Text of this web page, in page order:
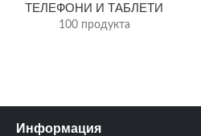
ТЕЛЕФОНИ И ТАБЛЕТИ
100 продукта
Информация